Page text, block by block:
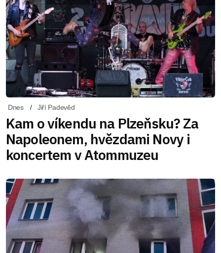
Dnes Jiří Padevěd
Kam o víkendu na Plzeňsku? Za
Napoleonem, hvězdami Novy i
koncertem v Atommuzeu